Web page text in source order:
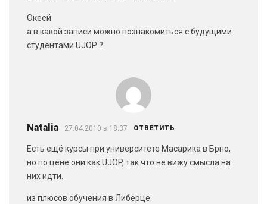
Океей
а в какой записи можно познакомиться с будущими
студентами UJOP ?
Natalia 27.04.2010 в 18:37 ОТВЕТИТЬ
Есть ещё курсы при университете Масарика в Брно,
но по цене они как UJOP, так что не вижу смысла на
них идти.
из плюсов обучения в Либерце: